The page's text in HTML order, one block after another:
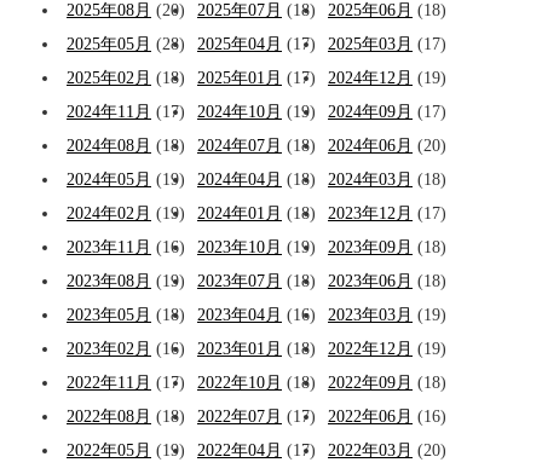
2025年08月 (20) 2025年07月 (18) 2025年06月 (18)
2025年05月 (28) 2025年04月 (17) 2025年03月 (17)
2025年02月 (18) 2025年01月 (17) 2024年12月 (19)
2024年11月 (17) 2024年10月 (19) 2024年09月 (17)
2024年08月 (18) 2024年07月 (18) 2024年06月 (20)
2024年05月 (19) 2024年04月 (18) 2024年03月 (18)
2024年02月 (19) 2024年01月 (18) 2023年12月 (17)
2023年11月 (16) 2023年10月 (19) 2023年09月 (18)
2023年08月 (19) 2023年07月 (18) 2023年06月 (18)
2023年05月 (18) 2023年04月 (16) 2023年03月 (19)
2023年02月 (16) 2023年01月 (18) 2022年12月 (19)
2022年11月 (17) 2022年10月 (18) 2022年09月 (18)
2022年08月 (18) 2022年07月 (17) 2022年06月 (16)
2022年05月 (19) 2022年04月 (17) 2022年03月 (20)